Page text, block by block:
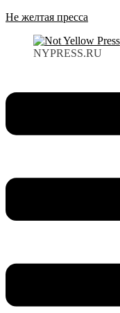
Не желтая пресса
NYPRESS.RU